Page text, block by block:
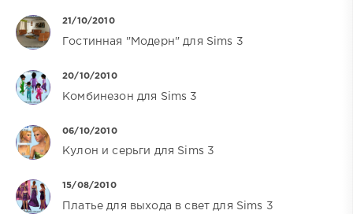
21/10/2010
Гостинная "Модерн" для Sims 3
20/10/2010
Комбинезон для Sims 3
06/10/2010
Кулон и серьги для Sims 3
15/08/2010
Платье для выхода в свет для Sims 3